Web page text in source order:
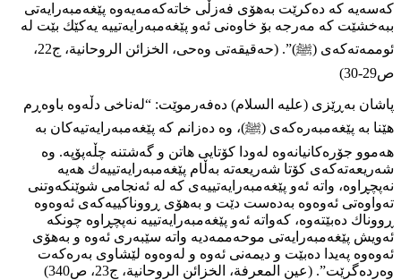
كەسەیە كە دەكرێت بەهۆی فەزڵی خاتەكەمەیەوە پێغەمبەرایەتی
ببەخشێت كە مەرجە بۆ خاوەنی ئەو پێغەمبەرایەتییە یەكێك بێت لە
ئوممەتەكەی (ﷺ)”. (حەقیقەتی وەحی، الخزائن الروحانیة، ج22،
ص29-30)
پاشان بەڕێزی (عليه السلام) دەفەرموێت: “لەناخی دڵەوە باوەڕم
هێنا بە پێغەمبەرەكەی (ﷺ)، وە دەزانم كە پێغەمبەرایەتیەكان بە
هەموو جۆرەكانیانەوە لەودا كۆتایی هاتن و گەشتنە چڵەپۆپە. وە
شەریعەتەكەی كۆتا شەریعەتە بەڵام پێغەمبەرایەتییەك هەیە
نەپچڕاوە، واتە ئەو پێغەمبەرایەتییەی كە لە ئەنجامی شوێنكەوتنی
تەواوەتی ئەوەوە بەدەست دێت و بەهۆی ڕووناكییەكەی ئەوەوە
ڕووناك دەبێتەوە، كەواتە ئەو پێغەمبەرایەتییە نەپچڕاوە چونكە
ئەویش پێغەمبەرایەتی موحەممەدیە واتە سێبەری ئەوە و بەهۆی
ئەوەوە پەیدا دەبێت و دیمەنی ئەوە و لەوەوە لێشاوی بەرەكەت
وەردەگرێت”. (عین المعرفة، الخزائن الروحانیة، ج23، ص340)